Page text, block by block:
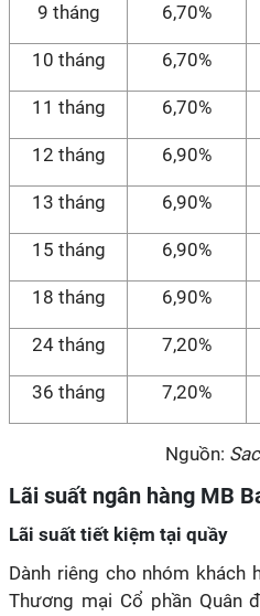
9 tháng 6,70%
10 tháng 6,70%
11 tháng 6,70%
12 tháng 6,90%
13 tháng 6,90%
15 tháng 6,90%
18 tháng 6,90%
24 tháng 7,20%
36 tháng 7,20%
Nguồn:
Lãi suất ngân hàng MB
Lãi suất tiết kiệm tại quầy
Dành riêng cho nhóm khách
Thương mại Cổ phần Quân